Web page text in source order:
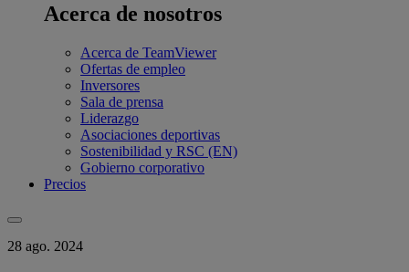
Acerca de nosotros
Acerca de TeamViewer
Ofertas de empleo
Inversores
Sala de prensa
Liderazgo
Asociaciones deportivas
Sostenibilidad y RSC (EN)
Gobierno corporativo
Precios
28 ago. 2024